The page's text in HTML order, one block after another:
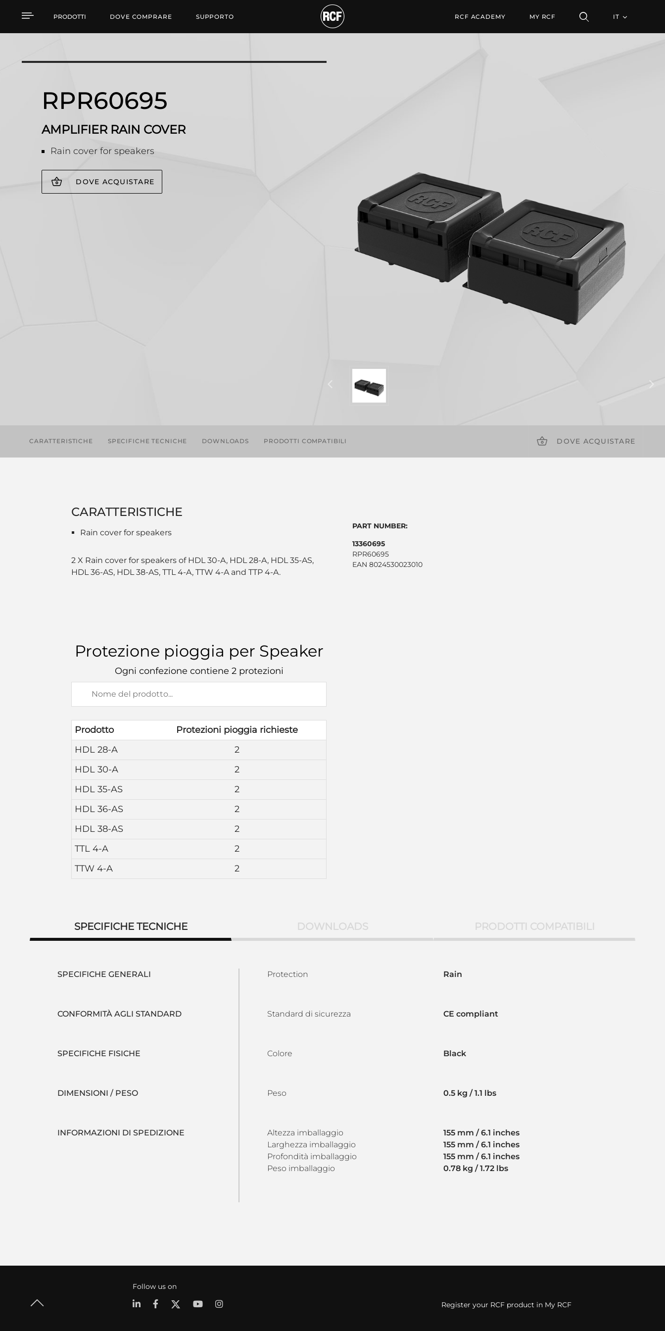
RPR60695 AMPLIFIER RAIN COVER
PRODOTTI DOVE COMPRARE SUPPORTO RCF ACADEMY MY RCF IT
RPR60695
AMPLIFIER RAIN COVER
Rain cover for speakers
DOVE ACQUISTARE
CARATTERISTICHE SPECIFICHE TECNICHE DOWNLOADS PRODOTTI COMPATIBILI DOVE ACQUISTARE
CARATTERISTICHE
Rain cover for speakers
2 X Rain cover for speakers of HDL 30-A, HDL 28-A, HDL 35-AS,
HDL 36-AS, HDL 38-AS, TTL 4-A, TTW 4-A and TTP 4-A.
PART NUMBER:
13360695
RPR60695
EAN 8024530023010
Protezione pioggia per Speaker
Ogni confezione contiene 2 protezioni
Prodotto
Protezioni pioggia richieste
HDL 28-A
2
HDL 30-A
2
HDL 35-AS
2
HDL 36-AS
2
HDL 38-AS
2
TTL 4-A
2
TTW 4-A
2
SPECIFICHE TECNICHE DOWNLOADS PRODOTTI COMPATIBILI
SPECIFICHE GENERALI Protection Rain
CONFORMITÀ AGLI STANDARD Standard di sicurezza CE compliant
SPECIFICHE FISICHE Colore Black
DIMENSIONI / PESO Peso 0.5 kg / 1.1 lbs
INFORMAZIONI DI SPEDIZIONE Altezza imballaggio
155 mm / 6.1 inches
Larghezza imballaggio
155 mm / 6.1 inches
Profondità imballaggio
155 mm / 6.1 inches
Peso imballaggio
0.78 kg / 1.72 lbs
Follow us on
Register your RCF product in My RCF